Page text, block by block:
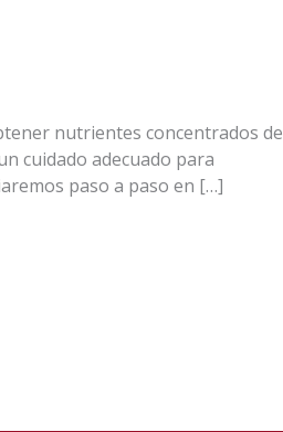
nutrientes concentrados de
cuidado adecuado para
paso a paso en […]